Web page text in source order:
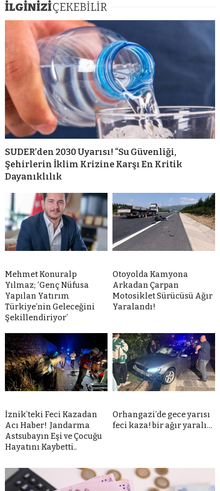
İLGİNİZİÇEKEBİLİR
SUDER’den 2030 Uyarısı! “Su Güvenliği,
Şehirlerin İklim Krizine Karşı En Kritik
Dayanıklılık
Mehmet Konuralp
Yılmaz; ‘Genç Nüfusa
Yapılan Yatırım
Türkiye’nin Geleceğini
Şekillendiriyor’
Otoyolda Kamyona
Arkadan Çarpan
Motosiklet Sürücüsü Ağır
Yaralandı!
İznik’teki Feci Kazadan
Acı Haber! Jandarma
Astsubayın Eşi ve Çocuğu
Hayatını Kaybetti..
Orhangazi’de gece yarısı
feci kaza! bir ağır yaralı…